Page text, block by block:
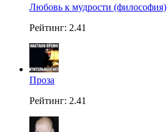
Любовь к мудрости (философия)
Рейтинг: 2.41
Проза
Рейтинг: 2.41